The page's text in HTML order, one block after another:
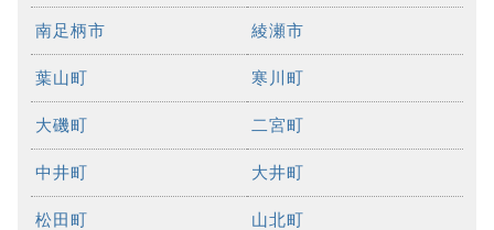
南足柄市 綾瀬市
葉山町 寒川町
大磯町 二宮町
中井町 大井町
松田町 山北町